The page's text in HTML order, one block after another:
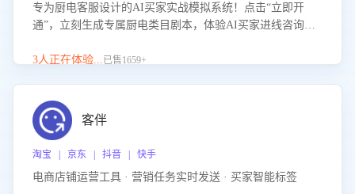
专为厨电客服设计的AI买家实战模拟系统！点击“立即开
通”，立刻生成专属厨电类目剧本，体验AI买家进线咨询真
实场景应对技巧！
3人正在体验...已售1659+
客伴
淘宝 | 京东 | 抖音 | 快手
电商店铺运营工具 · 营销任务实时发送 · 买家智能标签